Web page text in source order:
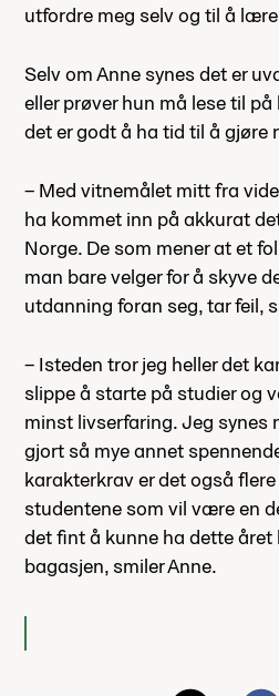
utfordre meg selv og til å
Selv om Anne synes det er
eller prøver hun må lese til
det er godt å ha tid til å gjøre
– Med vitnemålet mitt fra
ha kommet inn på akkurat
Norge. De som mener at et
man bare velger for å skyve
utdanning foran seg, tar feil,
– Isteden tror jeg heller det
slippe å starte på studier og
minst livserfaring. Jeg synes
gjort så mye annet
karakterkrav er det også
studentene som vil være en
det fint å kunne ha dette året
bagasjen, smiler Anne.